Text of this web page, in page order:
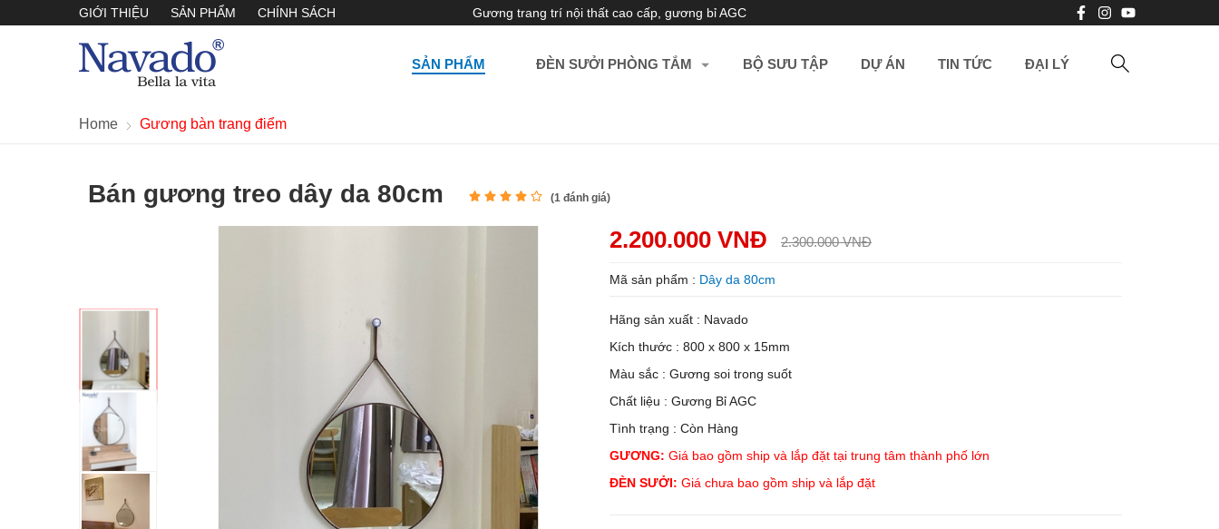
GIỚI THIỆU SẢN PHẨM CHÍNH SÁCH Gương trang trí nội thất cao cấp, gương bỉ AGC
SẢN PHẨM ĐÈN SƯỞI PHÒNG TẮM BỘ SƯU TẬP DỰ ÁN TIN TỨC ĐẠI LÝ
Home Gương bàn trang điểm
Bán gương treo dây da 80cm (1 đánh giá)
2.200.000 VNĐ 2.300.000 VNĐ
Mã sản phẩm : Dây da 80cm
Hãng sản xuất : Navado
Kích thước : 800 x 800 x 15mm
Màu sắc : Gương soi trong suốt
Chất liệu : Gương Bỉ AGC
Tình trạng : Còn Hàng
GƯƠNG: Giá bao gồm ship và lắp đặt tại trung tâm thành phố lớn
ĐÈN SƯỞI: Giá chưa bao gồm ship và lắp đặt